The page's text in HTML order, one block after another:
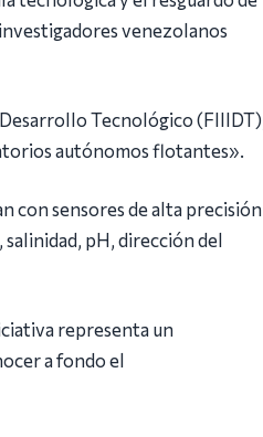
venezolanos
Tecnológico (FIIIDT),
autónomos flotantes».
con sensores de alta precisión
pH, dirección del
representa un
a fondo el